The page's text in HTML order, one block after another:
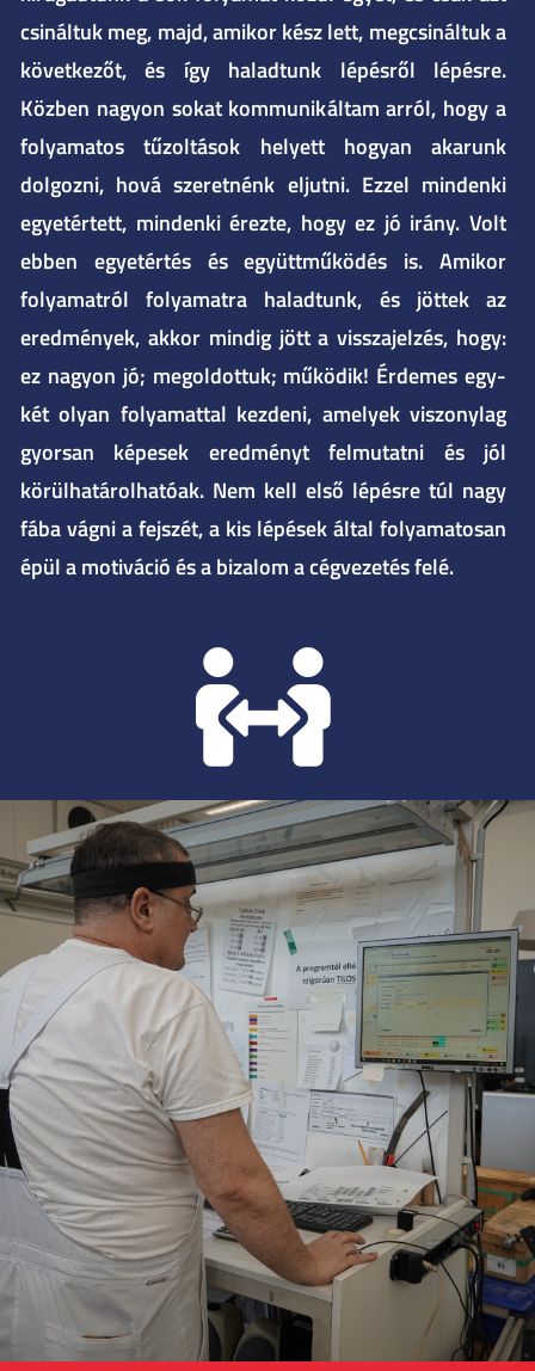
csináltuk meg, majd, amikor kész lett, megcsináltuk a
következőt, és így haladtunk lépésről lépésre.
Közben nagyon sokat kommunikáltam arról, hogy a
folyamatos tűzoltások helyett hogyan akarunk
dolgozni, hová szeretnénk eljutni. Ezzel mindenki
egyetértett, mindenki érezte, hogy ez jó irány. Volt
ebben egyetértés és együttműködés is. Amikor
folyamatról folyamatra haladtunk, és jöttek az
eredmények, akkor mindig jött a visszajelzés, hogy:
ez nagyon jó; megoldottuk; működik! Érdemes egy-
két olyan folyamattal kezdeni, amelyek viszonylag
gyorsan képesek eredményt felmutatni és jól
körülhatárolhatóak. Nem kell első lépésre túl nagy
fába vágni a fejszét, a kis lépések által folyamatosan
épül a motiváció és a bizalom a cégvezetés felé.